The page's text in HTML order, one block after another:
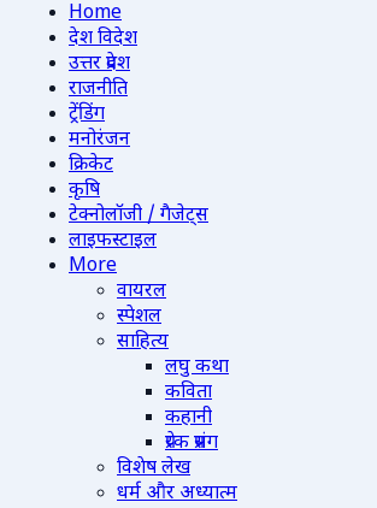
Home
देश विदेश
उत्तर प्रदेश
राजनीति
ट्रेंडिंग
मनोरंजन
क्रिकेट
कृषि
टेक्नोलॉजी / गैजेट्स
लाइफस्टाइल
More
वायरल
स्पेशल
साहित्य
लघु कथा
कविता
कहानी
प्रेरक प्रसंग
विशेष लेख
धर्म और अध्यात्म